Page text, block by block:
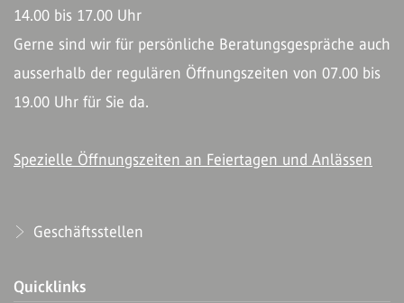
14.00 bis 17.00 Uhr
Gerne sind wir für persönliche Beratungsgespräche auch
ausserhalb der regulären Öffnungszeiten von 07.00 bis
19.00 Uhr für Sie da.
Spezielle Öffnungszeiten an Feiertagen und Anlässen
Geschäftsstellen
Quicklinks